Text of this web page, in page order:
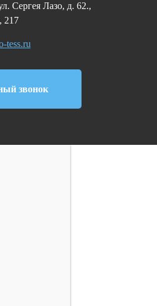
Сергея Лазо, д. 62.,
217
tess.ru
звонок